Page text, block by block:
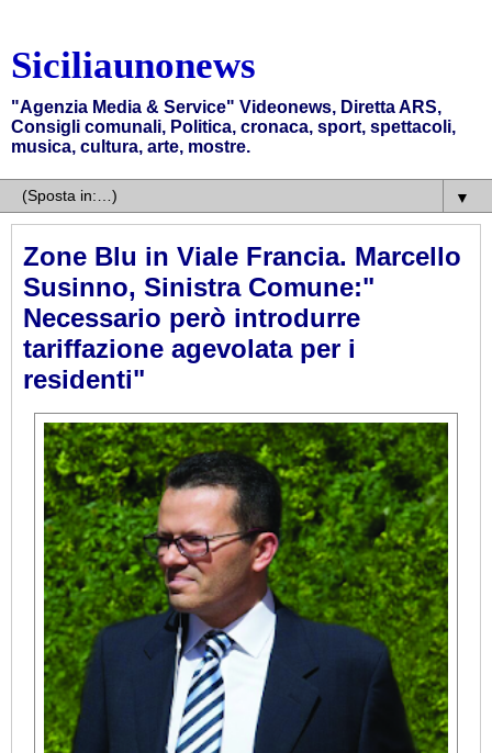
Siciliaunonews
"Agenzia Media & Service" Videonews, Diretta ARS,
Consigli comunali, Politica, cronaca, sport, spettacoli,
musica, cultura, arte, mostre.
▼
Zone Blu in Viale Francia. Marcello
Susinno, Sinistra Comune:"
Necessario però introdurre
tariffazione agevolata per i
residenti"